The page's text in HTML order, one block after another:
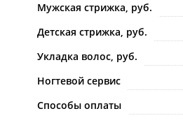
Мужская стрижка, руб.
Детская стрижка, руб.
Укладка волос, руб.
Ногтевой сервис
Способы оплаты